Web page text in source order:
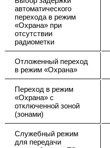
автоматического
перехода в режим
«Охрана» при
отсутствии
радиометки
Отложенный переход
в режим «Охрана»
Переход в режим
«Охрана» с
отключенной зоной
(зонами)
Служебный режим
для передачи